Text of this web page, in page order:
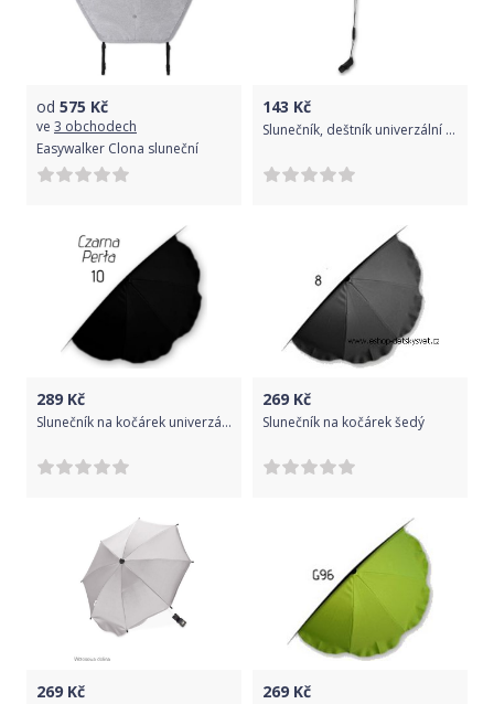
od 575 Kč
ve 3 obchodech
Easywalker Clona sluneční
143 Kč
Slunečník, deštník univerzální do kočárku - černý,
289 Kč
Slunečník na kočárek univerzální 10
269 Kč
Slunečník na kočárek šedý
269 Kč 269 Kč